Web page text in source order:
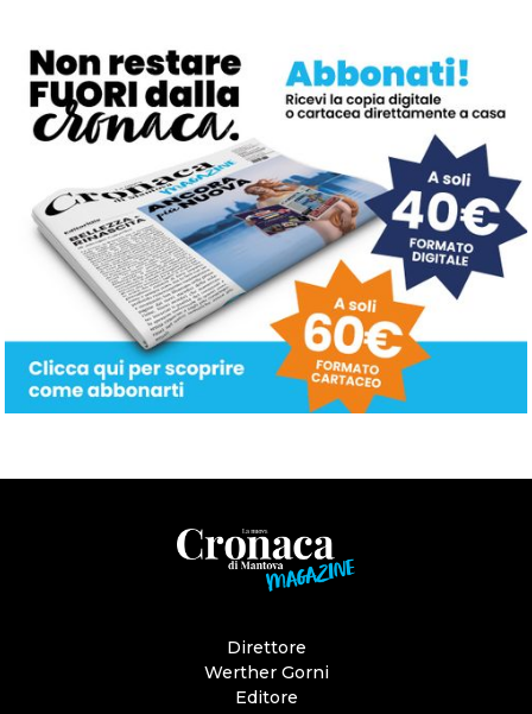
Direttore
Werther Gorni
Editore